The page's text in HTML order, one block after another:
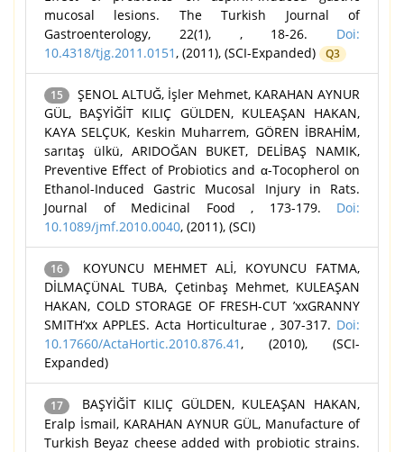
mucosal lesions. The Turkish Journal of
Gastroenterology, 22(1), , 18-26. Doi:
10.4318/tjg.2011.0151, (2011), (SCI-Expanded) Q3
15
ŞENOL ALTUĞ, İşler Mehmet, KARAHAN AYNUR
GÜL, BAŞYİĞİT KILIÇ GÜLDEN, KULEAŞAN HAKAN,
KAYA SELÇUK, Keskin Muharrem, GÖREN İBRAHİM,
sarıtaş ülkü, ARIDOĞAN BUKET, DELİBAŞ NAMIK,
Preventive Effect of Probiotics and α-Tocopherol on
Ethanol-Induced Gastric Mucosal Injury in Rats.
Journal of Medicinal Food , 173-179. Doi:
10.1089/jmf.2010.0040, (2011), (SCI)
16
KOYUNCU MEHMET ALİ, KOYUNCU FATMA,
DİLMAÇÜNAL TUBA, Çetinbaş Mehmet, KULEAŞAN
HAKAN, COLD STORAGE OF FRESH-CUT ’xxGRANNY
SMITH’xx APPLES. Acta Horticulturae , 307-317. Doi:
10.17660/ActaHortic.2010.876.41, (2010), (SCI-
Expanded)
17
BAŞYİĞİT KILIÇ GÜLDEN, KULEAŞAN HAKAN,
Eralp İsmail, KARAHAN AYNUR GÜL, Manufacture of
Turkish Beyaz cheese added with probiotic strains.